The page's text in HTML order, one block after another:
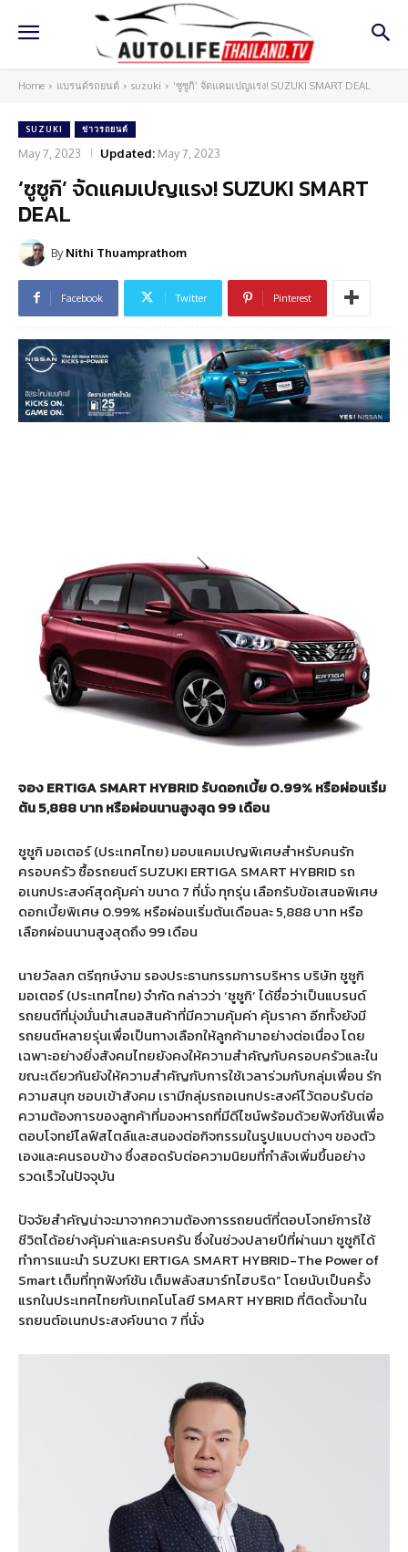
Home แบรนด์รถยนต์ suzuki ‘ซูซูกิ’ จัดแคมเปญแรง! SUZUKI SMART DEAL
SUZUKI ข่าวรถยนต์
May 7, 2023 Updated: May 7, 2023
‘ซูซูกิ’ จัดแคมเปญแรง! SUZUKI SMART
DEAL
By Nithi Thuamprathom
Facebook Twitter Pinterest
จอง ERTIGA SMART HYBRIDรับดอกเบี้ย 0.99% หรือผ่อนเริ่ม
ต้น 5,888 บาท หรือผ่อนนานสูงสุด 99 เดือน
ซูซูกิ มอเตอร์ (ประเทศไทย) มอบแคมเปญพิเศษสำหรับคนรัก
ครอบครัว ซื้อรถยนต์ SUZUKI ERTIGA SMART HYBRID รถ
อเนกประสงค์สุดคุ้มค่า ขนาด 7 ที่นั่ง ทุกรุ่น เลือกรับข้อเสนอพิเศษ
ดอกเบี้ยพิเศษ 0.99% หรือผ่อนเริ่มต้นเดือนละ 5,888 บาท หรือ
เลือกผ่อนนานสูงสุดถึง 99 เดือน
นายวัลลภ ตรีฤกษ์งาม รองประธานกรรมการบริหาร บริษัท ซูซูกิ
มอเตอร์ (ประเทศไทย) จำกัด กล่าวว่า ‘ซูซูกิ’ ได้ชื่อว่าเป็นแบรนด์
รถยนต์ที่มุ่งมั่นนำเสนอสินค้าที่มีความคุ้มค่า คุ้มราคา อีกทั้งยังมี
รถยนต์หลายรุ่นเพื่อเป็นทางเลือกให้ลูกค้ามาอย่างต่อเนื่อง โดย
เฉพาะอย่างยิ่งสังคมไทยยังคงให้ความสำคัญกับครอบครัวและใน
ขณะเดียวกันยังให้ความสำคัญกับการใช้เวลาร่วมกับกลุ่มเพื่อน รัก
ความสนุก ชอบเข้าสังคม เรามีกลุ่มรถอเนกประสงค์ไว้ตอบรับต่อ
ความต้องการของลูกค้าที่มองหารถที่มีดีไซน์พร้อมด้วยฟังก์ชันเพื่อ
ตอบโจทย์ไลฟ์สไตล์และสนองต่อกิจกรรมในรูปแบบต่างๆ ของตัว
เองและคนรอบข้าง ซึ่งสอดรับต่อความนิยมที่กำลังเพิ่มขึ้นอย่าง
รวดเร็วในปัจจุบัน
ปัจจัยสำคัญน่าจะมาจากความต้องการรถยนต์ที่ตอบโจทย์การใช้
ชีวิตได้อย่างคุ้มค่าและครบครัน ซึ่งในช่วงปลายปีที่ผ่านมา ซูซูกิได้
ทำการแนะนำ SUZUKI ERTIGA SMART HYBRID-The Power of
Smart เต็มที่ทุกฟังก์ชัน เต็มพลังสมาร์ทไฮบริด” โดยนับเป็นครั้ง
แรกในประเทศไทยกับเทคโนโลยี SMART HYBRID ที่ติดตั้งมาใน
รถยนต์อเนกประสงค์ขนาด 7 ที่นั่ง